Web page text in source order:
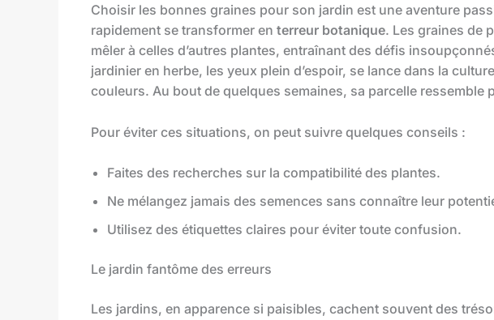
Choisir les bonnes graines pour son jardin est une aventure
rapidement se transformer en terreur botanique. Les graines de
mêler à celles d’autres plantes, entraînant des défis
jardinier en herbe, les yeux plein d’espoir, se lance dans la
couleurs. Au bout de quelques semaines, sa parcelle ressemble
Pour éviter ces situations, on peut suivre quelques conseils :
Faites des recherches sur la compatibilité des plantes.
Ne mélangez jamais des semences sans connaître leur
Utilisez des étiquettes claires pour éviter toute confusion.
Le jardin fantôme des erreurs
Les jardins, en apparence si paisibles, cachent souvent des